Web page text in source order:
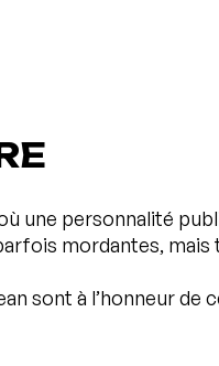
une personnalité
mordantes, mais
sont à l’honneur de